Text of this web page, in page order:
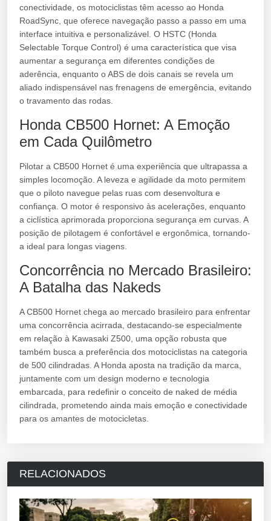
conectividade, os motociclistas têm acesso ao Honda
RoadSync, que oferece navegação passo a passo em uma
interface intuitiva e personalizável. O HSTC (Honda
Selectable Torque Control) é uma característica que visa
aumentar a segurança em diferentes condições de
aderência, enquanto o ABS de dois canais se revela um
aliado indispensável nas frenagens de emergência, evitando
o travamento das rodas.
Honda CB500 Hornet: A Emoção
em Cada Quilômetro
Pilotar a CB500 Hornet é uma experiência que ultrapassa a
simples locomoção. A leveza e agilidade da moto permitem
que o piloto navegue pelas ruas com desenvoltura e
confiança. O motor é responsivo às acelerações, enquanto
a ciclística aprimorada proporciona segurança em curvas. A
posição de pilotagem é confortável e ergonômica, tornando-
a ideal para longas viagens.
Concorrência no Mercado Brasileiro:
A Batalha das Nakeds
A CB500 Hornet chega ao mercado brasileiro para enfrentar
uma concorrência acirrada, destacando-se especialmente
em relação à Kawasaki Z500, uma opção robusta que
também busca a preferência dos motociclistas na categoria
de 500 cilindradas. A Honda aposta na tradição da marca,
juntamente com um design moderno e tecnologia
embarcada, para redefinir o conceito de naked de média
cilindrada, prometendo ainda mais emoção e conectividade
para os amantes de motocicletas.
RELACIONADOS